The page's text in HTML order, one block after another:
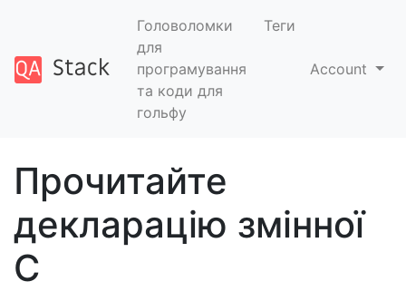
Головоломки
для
програмування
та коди для
гольфу
Теги
Account
Прочитайте
декларацію змінної
C